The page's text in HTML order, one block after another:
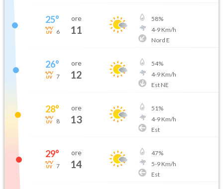
25°
6
ore
11
58%
4-9Km/h
Nord E
26°
7
ore
12
54%
4-9Km/h
Est NE
28°
8
ore
13
51%
4-9Km/h
Est
29°
7
ore
14
47%
5-9Km/h
Est